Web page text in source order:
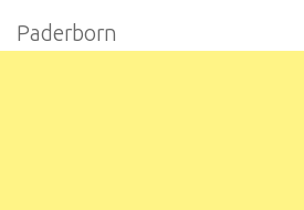
Paderborn